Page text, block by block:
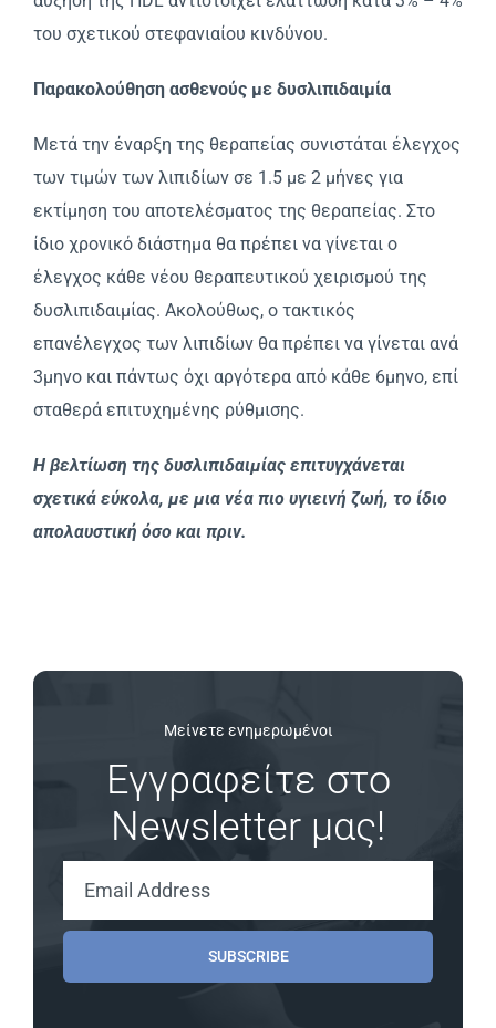
του σχετικού στεφανιαίου κινδύνου.
Παρακολούθηση ασθενούς με δυσλιπιδαιμία
Mετά την έναρξη της θεραπείας συνιστάται έλεγχος
των τιμών των λιπιδίων σε 1.5 με 2 μήνες για
εκτίμηση του αποτελέσματος της θεραπείας. Στο
ίδιο χρονικό διάστημα θα πρέπει να γίνεται ο
έλεγχος κάθε νέου θεραπευτικού χειρισμού της
δυσλιπιδαιμίας. Aκολούθως, ο τακτικός
επανέλεγχος των λιπιδίων θα πρέπει να γίνεται ανά
3μηνο και πάντως όχι αργότερα από κάθε 6μηνο, επί
σταθερά επιτυχημένης ρύθμισης.
H βελτίωση της δυσλιπιδαιμίας επιτυγχάνεται
σχετικά εύκολα, με μια νέα πιο υγιεινή ζωή, το ίδιο
απολαυστική όσο και πριν.
Μείνετε ενημερωμένοι
Εγγραφείτε στο
Newsletter μας!
SUBSCRIBE